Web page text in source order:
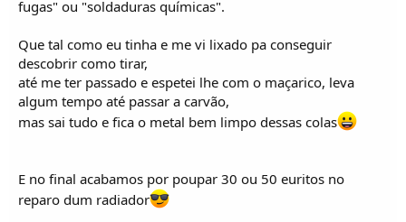
fugas" ou "soldaduras químicas".
Que tal como eu tinha e me vi lixado pa conseguir
descobrir como tirar,
até me ter passado e espetei lhe com o maçarico, leva
algum tempo até passar a carvão,
mas sai tudo e fica o metal bem limpo dessas colas
E no final acabamos por poupar 30 ou 50 euritos no
reparo dum radiador